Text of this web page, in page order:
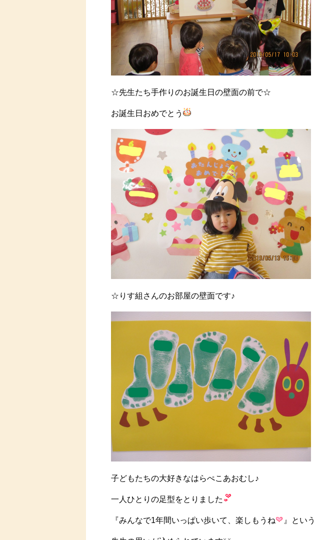
☆先生たち手作りのお誕生日の壁面の前で☆
お誕生日おめでとう
☆りす組さんのお部屋の壁面です♪
子どもたちの大好きなはらぺこあおむし♪
一人ひとりの足型をとりました
『みんなで1年間いっぱい歩いて、楽しもうね 』という